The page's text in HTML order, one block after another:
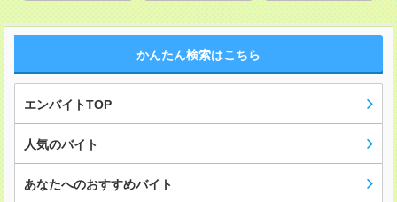
かんたん検索はこちら
エンバイトTOP
人気のバイト
あなたへのおすすめバイト